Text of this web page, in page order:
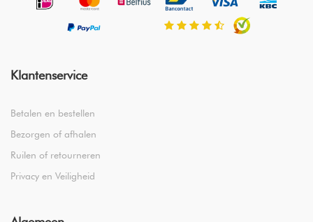
Klantenservice
Betalen en bestellen
Bezorgen of afhalen
Ruilen of retourneren
Privacy en Veiligheid